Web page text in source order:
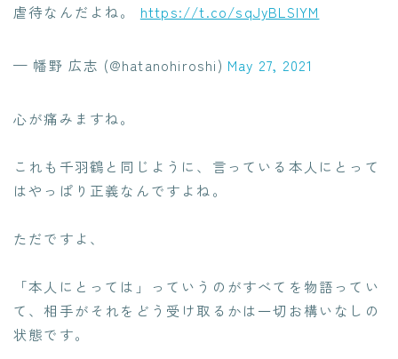
虐待なんだよね。 https://t.co/sqJyBLSIYM
— 幡野 広志 (@hatanohiroshi) May 27, 2021
心が痛みますね。
これも千羽鶴と同じように、言っている本人にとって
はやっぱり 正義なんですよね。
ただですよ、
「本人にとっては」っていうのがすべてを物語ってい
て、相手がそれをどう受け取るかは一切お構いなしの
状態です。